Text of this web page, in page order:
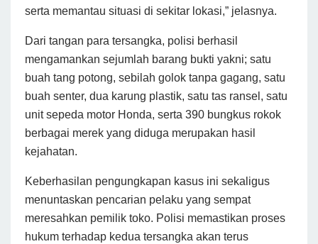
serta memantau situasi di sekitar lokasi,” jelasnya.
Dari tangan para tersangka, polisi berhasil
mengamankan sejumlah barang bukti yakni; satu
buah tang potong, sebilah golok tanpa gagang, satu
buah senter, dua karung plastik, satu tas ransel, satu
unit sepeda motor Honda, serta 390 bungkus rokok
berbagai merek yang diduga merupakan hasil
kejahatan.
Keberhasilan pengungkapan kasus ini sekaligus
menuntaskan pencarian pelaku yang sempat
meresahkan pemilik toko. Polisi memastikan proses
hukum terhadap kedua tersangka akan terus